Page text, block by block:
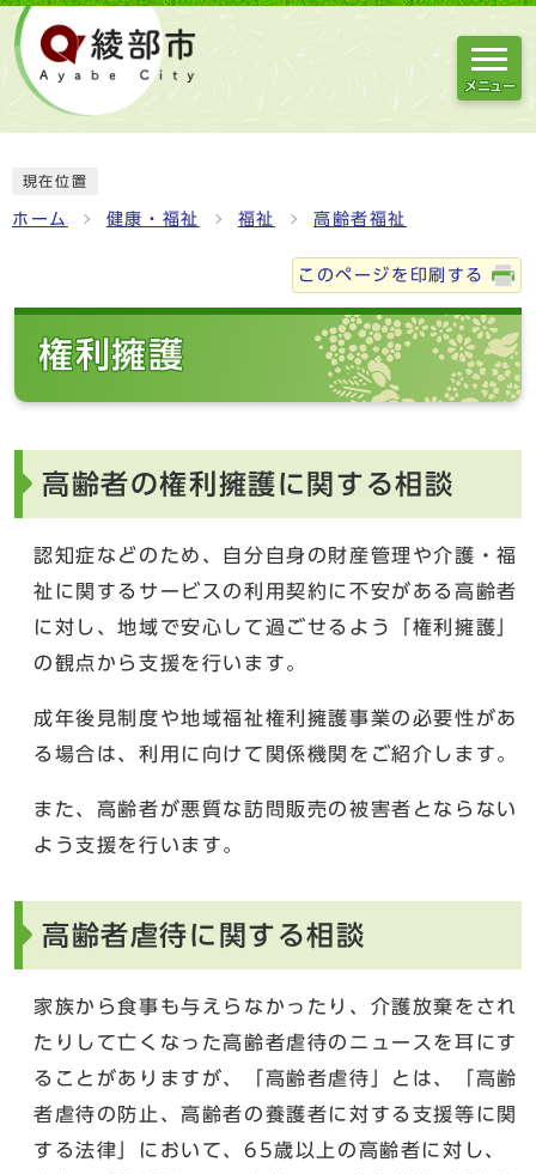
メニュー
現在位置
ホーム 健康・福祉 福祉 高齢者福祉
このページを印刷する
権利擁護
高齢者の権利擁護に関する相談
認知症などのため、自分自身の財産管理や介護・福
祉に関するサービスの利用契約に不安がある高齢者
に対し、地域で安心して過ごせるよう「権利擁護」
の観点から支援を行います。
成年後見制度や地域福祉権利擁護事業の必要性があ
る場合は、利用に向けて関係機関をご紹介します。
また、高齢者が悪質な訪問販売の被害者とならない
よう支援を行います。
高齢者虐待に関する相談
家族から食事も与えらなかったり、介護放棄をされ
たりして亡くなった高齢者虐待のニュースを耳にす
ることがありますが、「高齢者虐待」とは、「高齢
者虐待の防止、高齢者の養護者に対する支援等に関
する法律」において、65歳以上の高齢者に対し、